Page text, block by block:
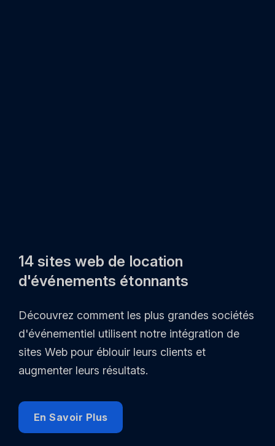
14 sites web de location
d'événements étonnants
Découvrez comment les plus grandes sociétés
d'événementiel utilisent notre intégration de
sites Web pour éblouir leurs clients et
augmenter leurs résultats.
En Savoir Plus